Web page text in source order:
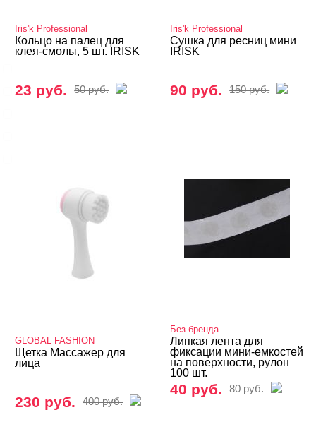
Iris'k Professional
Iris'k Professional
Кольцо на палец для
клея-смолы, 5 шт. IRISK
23 руб. 50 руб.
Iris'k Professional
Сушка для ресниц мини
IRISK
90 руб. 150 руб.
GLOBAL FASHION
Щетка Массажер для
лица
230 руб. 400 руб.
Без бренда
Липкая лента для
фиксации мини-емкостей
на поверхности, рулон
100 шт.
40 руб. 80 руб.